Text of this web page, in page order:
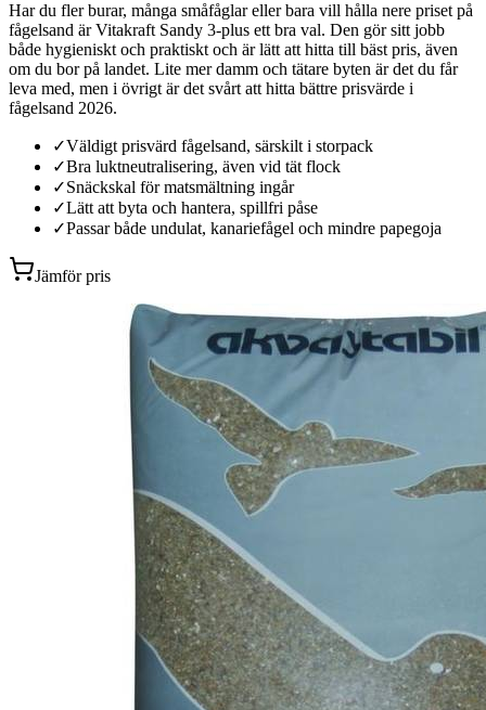
Har du fler burar, många småfåglar eller bara vill hålla nere priset på
fågelsand är Vitakraft Sandy 3-plus ett bra val. Den gör sitt jobb
både hygieniskt och praktiskt och är lätt att hitta till bäst pris, även
om du bor på landet. Lite mer damm och tätare byten är det du får
leva med, men i övrigt är det svårt att hitta bättre prisvärde i
fågelsand 2026.
✓Väldigt prisvärd fågelsand, särskilt i storpack
✓Bra luktneutralisering, även vid tät flock
✓Snäckskal för matsmältning ingår
✓Lätt att byta och hantera, spillfri påse
✓Passar både undulat, kanariefågel och mindre papegoja
Jämför pris